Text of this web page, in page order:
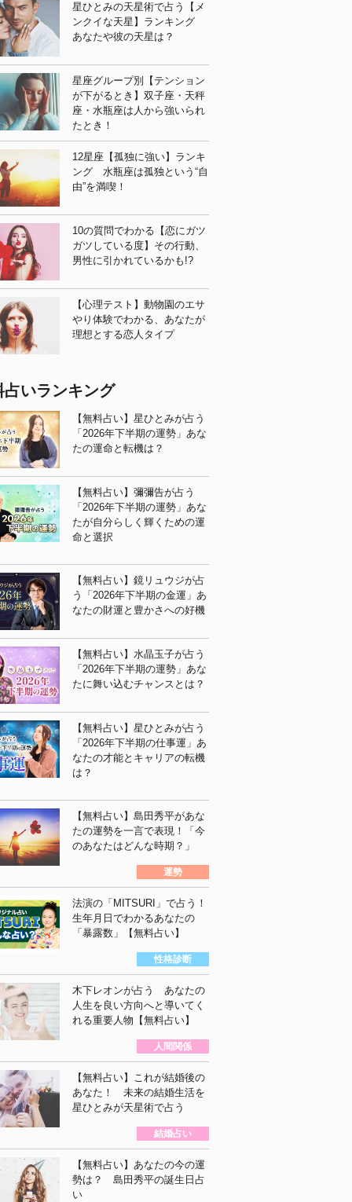
星ひとみの天星術で占う【メ
ンクイな天星】ランキング
あなたや彼の天星は？
星座グループ別【テンション
が下がるとき】双子座・天秤
座・水瓶座は人から強いられ
たとき！
12星座【孤独に強い】ランキ
ング 水瓶座は孤独という“自
由”を満喫！
10の質問でわかる【恋にガツ
ガツしている度】その行動、
男性に引かれているかも!?
【心理テスト】動物園のエサ
やり体験でわかる、あなたが
理想とする恋人タイプ
占いランキング
【無料占い】星ひとみが占う
「2026年下半期の運勢」あな
たの運命と転機は？
【無料占い】彌彌告が占う
「2026年下半期の運勢」あな
たが自分らしく輝くための運
命と選択
【無料占い】鏡リュウジが占
う「2026年下半期の金運」あ
なたの財運と豊かさへの好機
【無料占い】水晶玉子が占う
「2026年下半期の運勢」あな
たに舞い込むチャンスとは？
【無料占い】星ひとみが占う
「2026年下半期の仕事運」あ
なたの才能とキャリアの転機
は？
【無料占い】島田秀平があな
たの運勢を一言で表現！「今
のあなたはどんな時期？」
運勢
法演の「MITSURI」で占う！
生年月日でわかるあなたの
「暴露数」【無料占い】
性格診断
木下レオンが占う あなたの
人生を良い方向へと導いてく
れる重要人物【無料占い】
人間関係
【無料占い】これが結婚後の
あなた！ 未来の結婚生活を
星ひとみが天星術で占う
結婚占い
【無料占い】あなたの今の運
勢は？ 島田秀平の誕生日占
い